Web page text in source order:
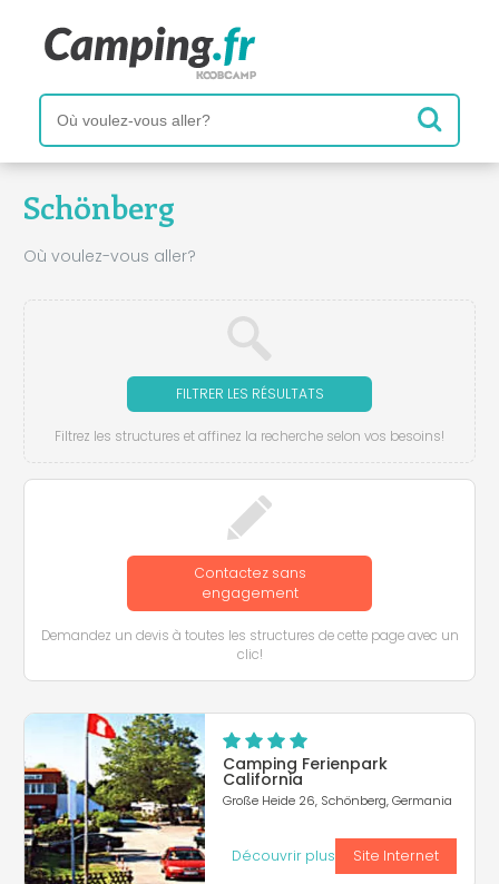
Schönberg
Où voulez-vous aller?
FILTRER LES RÉSULTATS
Filtrez les structures et affinez la recherche selon vos besoins!
Contactez sans
engagement
Demandez un devis à toutes les structures de cette page avec un
clic!
Camping Ferienpark
California
Große Heide 26, Schönberg, Germania
Découvrir plus Site Internet